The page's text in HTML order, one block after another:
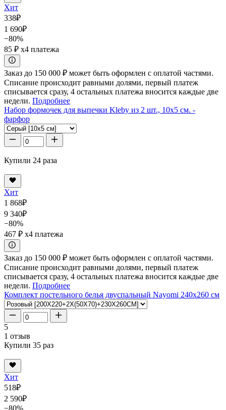
Хит
338₽
1 690₽
−80%
85 ₽ x4 платежа
Заказ до 150 000 ₽ может быть оформлен с оплатой частями.
Списание происходит равными долями, первый платеж
списывается сразу, 4 остальных платежа вносится каждые две
недели. Подробнее
Набор формочек для выпечки Kleby из 2 шт., 10x5 см. -
фарфор
Купили 24 раза
Хит
1 868₽
9 340₽
−80%
467 ₽ x4 платежа
Заказ до 150 000 ₽ может быть оформлен с оплатой частями.
Списание происходит равными долями, первый платеж
списывается сразу, 4 остальных платежа вносится каждые две
недели. Подробнее
Комплект постельного белья двуспальный Nayomi 240x260 см
5
1 отзыв
Купили 35 раз
Хит
518₽
2 590₽